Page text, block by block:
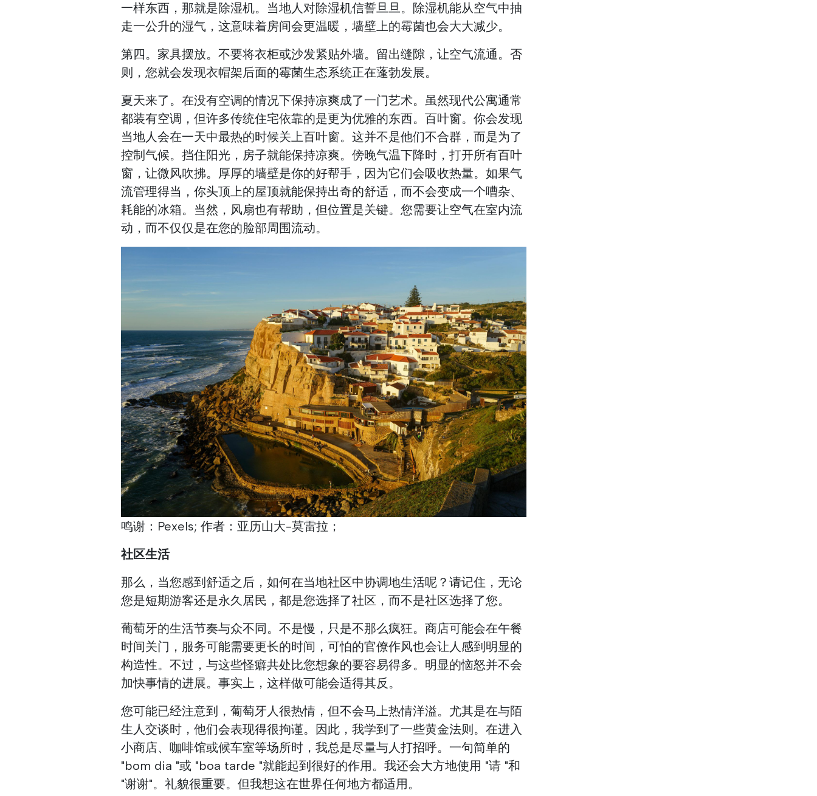
一样东西，那就是除湿机。当地人对除湿机信誓旦旦。除湿机能从空气中抽
走一公升的湿气，这意味着房间会更温暖，墙壁上的霉菌也会大大减少。
第四。家具摆放。不要将衣柜或沙发紧贴外墙。留出缝隙，让空气流通。否
则，您就会发现衣帽架后面的霉菌生态系统正在蓬勃发展。
夏天来了。在没有空调的情况下保持凉爽成了一门艺术。虽然现代公寓通常
都装有空调，但许多传统住宅依靠的是更为优雅的东西。百叶窗。你会发现
当地人会在一天中最热的时候关上百叶窗。这并不是他们不合群，而是为了
控制气候。挡住阳光，房子就能保持凉爽。傍晚气温下降时，打开所有百叶
窗，让微风吹拂。厚厚的墙壁是你的好帮手，因为它们会吸收热量。如果气
流管理得当，你头顶上的屋顶就能保持出奇的舒适，而不会变成一个嘈杂、
耗能的冰箱。当然，风扇也有帮助，但位置是关键。您需要让空气在室内流
动，而不仅仅是在您的脸部周围流动。
鸣谢：Pexels; 作者：亚历山大-莫雷拉；
社区生活
那么，当您感到舒适之后，如何在当地社区中协调地生活呢？请记住，无论
您是短期游客还是永久居民，都是您选择了社区，而不是社区选择了您。
葡萄牙的生活节奏与众不同。不是慢，只是不那么疯狂。商店可能会在午餐
时间关门，服务可能需要更长的时间，可怕的官僚作风也会让人感到明显的
构造性。不过，与这些怪癖共处比您想象的要容易得多。明显的恼怒并不会
加快事情的进展。事实上，这样做可能会适得其反。
您可能已经注意到，葡萄牙人很热情，但不会马上热情洋溢。尤其是在与陌
生人交谈时，他们会表现得很拘谨。因此，我学到了一些黄金法则。在进入
小商店、咖啡馆或候车室等场所时，我总是尽量与人打招呼。一句简单的
"bom dia "或 "boa tarde "就能起到很好的作用。我还会大方地使用 "请 "和
"谢谢"。礼貌很重要。但我想这在世界任何地方都适用。